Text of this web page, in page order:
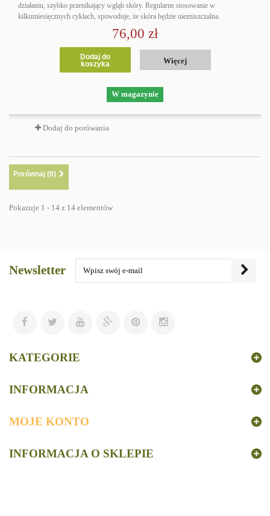
działaniu, szybko przenikający wgłąb skóry. Regularne stosowanie w
kilkumiesięcznych cyklach, spowoduje, że skóra będzie niezniszczalna.
76,00 zł
Dodaj do
koszyka
Więcej
W magazynie
Dodaj do porówania
Porównaj (0)
Pokazuje 1 - 14 z 14 elementów
Newsletter
KATEGORIE
INFORMACJA
MOJE KONTO
INFORMACJA O SKLEPIE